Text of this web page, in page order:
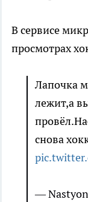
В сервисе
просмотрах
Лапочка
лежит,а
снова
—